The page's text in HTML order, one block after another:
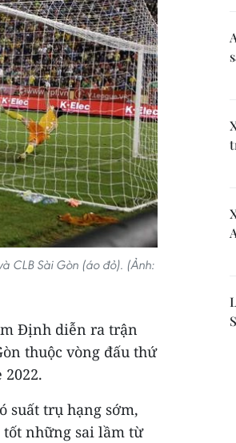
CLB Sài Gòn (áo đỏ). (Ảnh:
Định diễn ra trận
thuộc vòng đấu thứ
suất trụ hạng sớm,
những sai lầm từ